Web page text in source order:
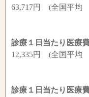
63,717円 (全国平均
診療１日当たり医療
12,335円 (全国平均
診療１日当たり医療